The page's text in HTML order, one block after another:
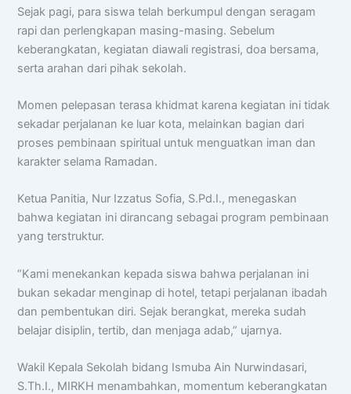
Chat AISA
Artificial Intelligence Spemdalas Assistant
Sejak pagi, para siswa telah berkumpul dengan seragam
rapi dan perlengkapan masing-masing. Sebelum
keberangkatan, kegiatan diawali registrasi, doa bersama,
serta arahan dari pihak sekolah.
Momen pelepasan terasa khidmat karena kegiatan ini tidak
sekadar perjalanan ke luar kota, melainkan bagian dari
proses pembinaan spiritual untuk menguatkan iman dan
karakter selama Ramadan.
Ketua Panitia, Nur Izzatus Sofia, S.Pd.I., menegaskan
bahwa kegiatan ini dirancang sebagai program pembinaan
yang terstruktur.
“Kami menekankan kepada siswa bahwa perjalanan ini
bukan sekadar menginap di hotel, tetapi perjalanan ibadah
dan pembentukan diri. Sejak berangkat, mereka sudah
belajar disiplin, tertib, dan menjaga adab,” ujarnya.
Wakil Kepala Sekolah bidang Ismuba Ain Nurwindasari,
S.Th.I., MIRKH menambahkan, momentum keberangkatan